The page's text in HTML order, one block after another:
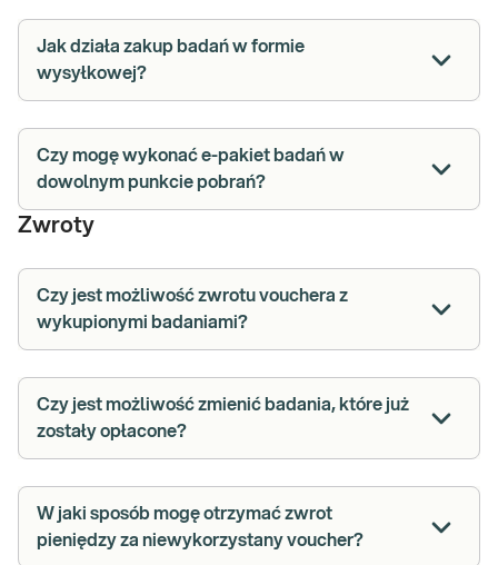
Jak działa zakup badań w formie
wysyłkowej?
Czy mogę wykonać e-pakiet badań w
dowolnym punkcie pobrań?
Zwroty
Czy jest możliwość zwrotu vouchera z
wykupionymi badaniami?
Czy jest możliwość zmienić badania, które już
zostały opłacone?
W jaki sposób mogę otrzymać zwrot
pieniędzy za niewykorzystany voucher?